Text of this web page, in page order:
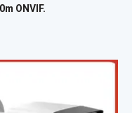
ONVIF.